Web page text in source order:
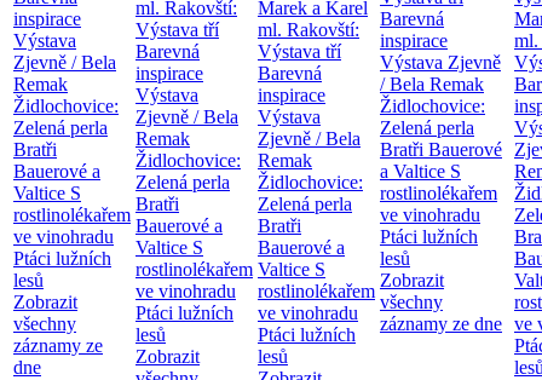
inspirace
Výstava
Zjevně / Bela
Remak
Židlochovice:
Zelená perla
Bratři
Bauerové a
Valtice S
rostlinolékařem
ve vinohradu
Ptáci lužních
lesů
Zobrazit
všechny
záznamy ze
dne
ml. Rakovští:
Výstava tří
Barevná
inspirace
Výstava
Zjevně / Bela
Remak
Židlochovice:
Zelená perla
Bratři
Bauerové a
Valtice S
rostlinolékařem
ve vinohradu
Ptáci lužních
lesů
Zobrazit
Marek a Karel
ml. Rakovští:
Výstava tří
Barevná
inspirace
Výstava
Zjevně / Bela
Remak
Židlochovice:
Zelená perla
Bratři
Bauerové a
Valtice S
rostlinolékařem
ve vinohradu
Ptáci lužních
lesů
Barevná
inspirace
Výstava Zjevně
/ Bela Remak
Židlochovice:
Zelená perla
Bratři Bauerové
a Valtice S
rostlinolékařem
ve vinohradu
Ptáci lužních
lesů
Zobrazit
všechny
záznamy ze dne
ml.
ve